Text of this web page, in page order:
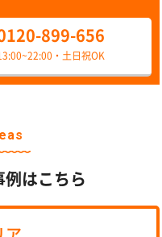
899-656
・土日祝OK
例はこちら